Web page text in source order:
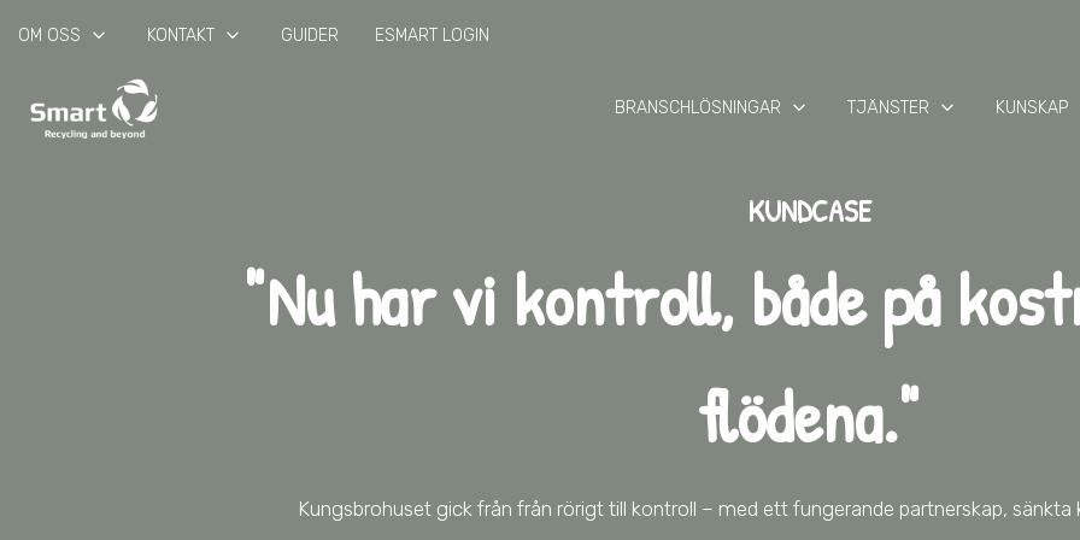
OM OSS keyboard_arrow_down KONTAKT keyboard_arrow_down GUIDER ESMART LOGIN
BRANSCHLÖSNINGAR keyboard_arrow_down TJÄNSTER keyboard_arrow_down KUNSKAP
KUNDCASE
"Nu har vi kontroll, både på
flödena."
Kungsbrohuset gick från från rörigt till kontroll – med ett fungerande partnerskap, sänkta